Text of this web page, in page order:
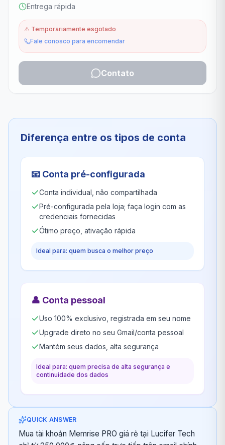
Entrega rápida
⚠️ Temporariamente esgotado
Fale conosco para encomendar
Contato
Diferença entre os tipos de conta
📧 Conta pré-configurada
Conta individual, não compartilhada
Pré-configurada pela loja; faça login com as
credenciais fornecidas
Ótimo preço, ativação rápida
Ideal para: quem busca o melhor preço
👤 Conta pessoal
Uso 100% exclusivo, registrada em seu nome
Upgrade direto no seu Gmail/conta pessoal
Mantém seus dados, alta segurança
Ideal para: quem precisa de alta segurança e
continuidade dos dados
QUICK ANSWER
Mua tài khoản Memrise PRO giá rẻ tại Lucifer Tech